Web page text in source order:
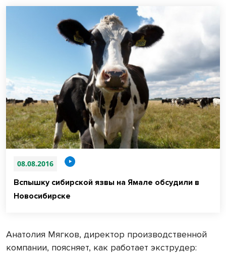
08.08.2016
Вспышку сибирской язвы на Ямале обсудили в
Новосибирске
Анатолия Мягков, директор производственной
компании, поясняет, как работает экструдер: